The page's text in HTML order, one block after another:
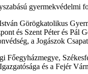
gyermekvédelmi
Görögkatolikus
és Szent Péter és Pál
a Jogászok
Főegyházmegye,
és a Fejér